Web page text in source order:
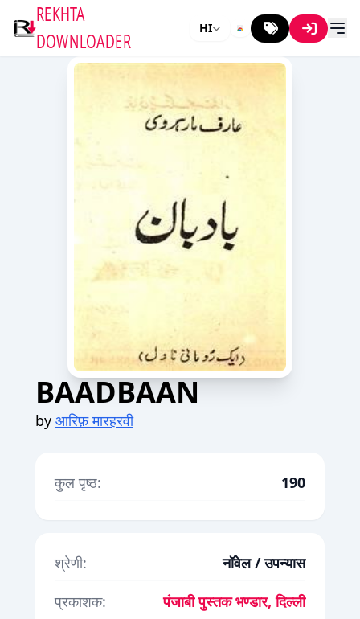
REKHTA
DOWNLOADER
HI
BAADBAAN
by आरिफ़ मारहरवी
कुल पृष्ठ: 190
श्रेणी:
नॉवेल / उपन्यास
प्रकाशक:
पंजाबी पुस्तक भण्डार, दिल्ली